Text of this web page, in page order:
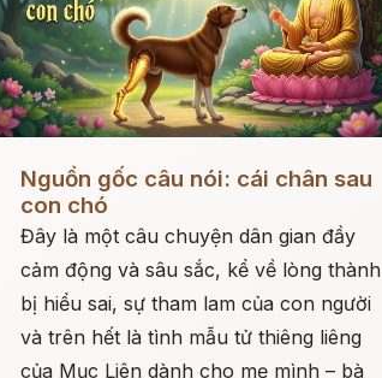
Đọc ngay
Nguồn gốc câu nói: cái chân sau
con chó
Đây là một câu chuyện dân gian đầy
cảm động và sâu sắc, kể về lòng thành
bị hiểu sai, sự tham lam của con người
và trên hết là tình mẫu tử thiêng liêng
của Mục Liên dành cho mẹ mình – bà